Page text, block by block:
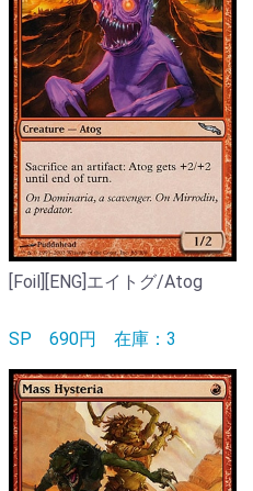
[Foil][ENG]エイトグ/Atog
SP 690円 在庫：3